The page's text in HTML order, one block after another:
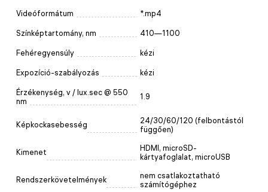
Videóformátum *.mp4
Színképtartomány, nm 410—1100
Fehéregyensúly kézi
Expozíció-szabályozás kézi
Érzékenység, v / lux.sec @ 550
nm
1.9
Képkockasebesség
24/30/60/120 (felbontástól
függően)
Kimenet
HDMI, microSD-
kártyafoglalat, microUSB
Rendszerkövetelmények
nem csatlakoztatható
számítógéphez